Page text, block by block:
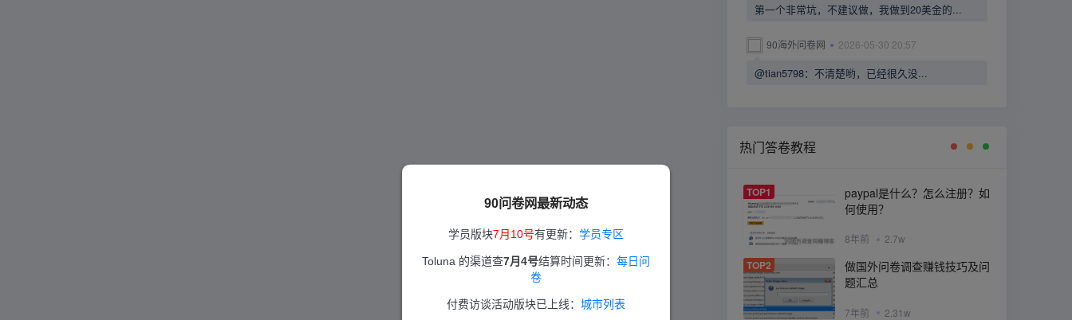
90问卷网最新动态
学员版块7月10号有更新： 学员专区
Toluna 的渠道查7月4号结算时间更新： 每日问
卷
付费访谈活动版块已上线： 城市列表
第一个非常坑，不建议做，我做到20美金的...
90海外问卷网 2026-05-30 20:57
@tian5798：不清楚哟，已经很久没...
热门答卷教程
TOP1
paypal是什么？怎么注册？如
何使用？
8年前 2.7w
TOP2
做国外问卷调查赚钱技巧及问
题汇总
7年前 2.31w